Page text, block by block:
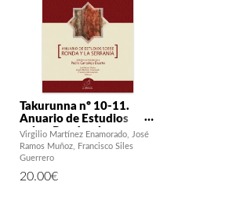
Takurunna nº 10-11.
Anuario de Estudios
sobre Ronda y la
Serranía. Estudios en
homenaje a Pedro
Virgilio Martínez Enamorado
José
Ramos Muñoz
Francisco Siles
Guerrero
20.00€